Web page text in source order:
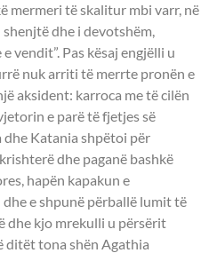
mermeri të skalitur mbi varr, në
dhe i devotshëm,
vendit”. Pas kësaj engjëlli u
nuk arriti të merrte pronën e
aksident: karroca me të cilën
e parë të fjetjes së
Katania shpëtoi për
dhe paganë bashkë
hapën kapakun e
e shpunë përballë lumit të
dhe kjo mrekulli u përsërit
ditët tona shën Agathia